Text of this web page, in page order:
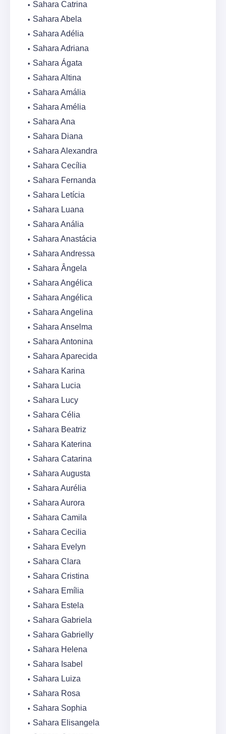
Sahara Catrina
Sahara Abela
Sahara Adélia
Sahara Adriana
Sahara Ágata
Sahara Altina
Sahara Amália
Sahara Amélia
Sahara Ana
Sahara Diana
Sahara Alexandra
Sahara Cecília
Sahara Fernanda
Sahara Letícia
Sahara Luana
Sahara Anália
Sahara Anastácia
Sahara Andressa
Sahara Ângela
Sahara Angélica
Sahara Angélica
Sahara Angelina
Sahara Anselma
Sahara Antonina
Sahara Aparecida
Sahara Karina
Sahara Lucia
Sahara Lucy
Sahara Célia
Sahara Beatriz
Sahara Katerina
Sahara Catarina
Sahara Augusta
Sahara Aurélia
Sahara Aurora
Sahara Camila
Sahara Cecilia
Sahara Evelyn
Sahara Clara
Sahara Cristina
Sahara Emília
Sahara Estela
Sahara Gabriela
Sahara Gabrielly
Sahara Helena
Sahara Isabel
Sahara Luiza
Sahara Rosa
Sahara Sophia
Sahara Elisangela